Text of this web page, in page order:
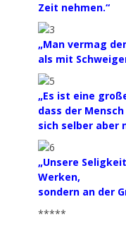
Zeit nehmen.“
„Man vermag
als mit
„Es ist eine
dass der
sich selber aber
„Unsere
Werken,
sondern an der
*****